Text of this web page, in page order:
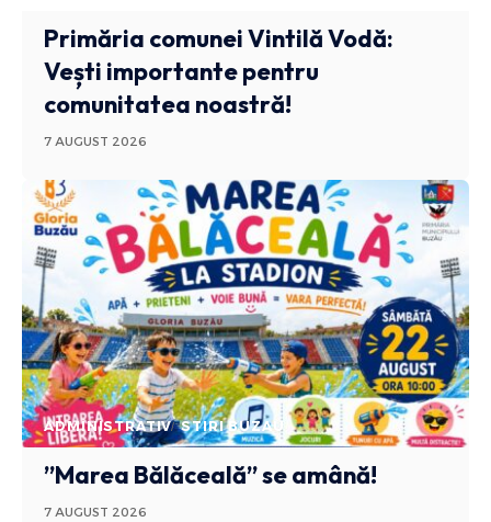
Primăria comunei Vintilă Vodă:
Vești importante pentru
comunitatea noastră!
7 AUGUST 2026
ADMINISTRATIV STIRI BUZAU
”Marea Bălăceală” se amână!
7 AUGUST 2026